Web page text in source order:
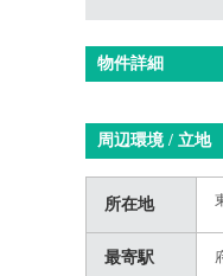
物件詳細
周辺環境 / 立地
所在地
最寄駅